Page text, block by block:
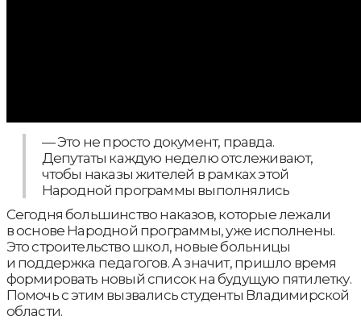
— Это не просто документ, правда.
Депутаты каждую неделю отслеживают,
чтобы наказы жителей в рамках этой
Народной программы выполнялись
Сегодня большинство наказов, которые лежали
в основе Народной программы, уже исполнены.
Это строительство школ, новые больницы
и поддержка педагогов. А значит, пришло время
формировать новый список на будущую пятилетку.
Помочь с этим вызвались студенты Владимирской
области.